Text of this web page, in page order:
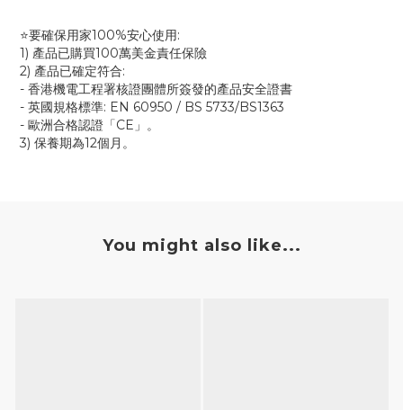
⭐要確保用家100%安心使用:
1) 產品已購買100萬美金責任保險
2) 產品已確定符合:
- 香港機電工程署核證團體所簽發的產品安全證書
- 英國規格標準: EN 60950 / BS 5733/BS1363
- 歐洲合格認證「CE」。
3) 保養期為12個月。
You might also like...